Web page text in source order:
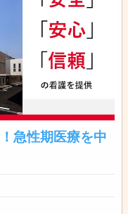
急性期医療を中